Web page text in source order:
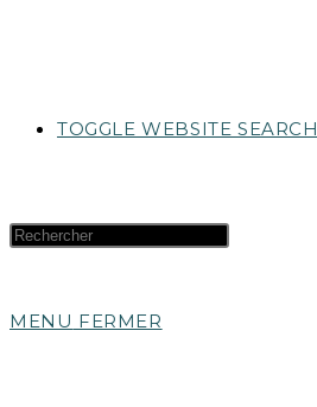
TOGGLE WEBSITE SEARCH
MENU FERMER